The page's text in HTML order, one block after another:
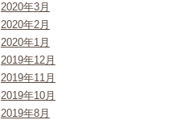
2020年3月
2020年2月
2020年1月
2019年12月
2019年11月
2019年10月
2019年8月